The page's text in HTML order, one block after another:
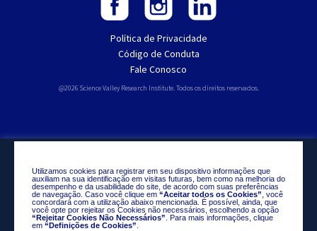
Política de Privacidade
Código de Conduta
Fale Conosco
@2026 Science Valley Research Institute. Todos os direitos reservados.
Utilizamos cookies para registrar em seu dispositivo informações que
auxiliam na sua identificação em visitas futuras, bem como na melhoria do
desempenho e da usabilidade do site, de acordo com suas preferências
de navegação. Caso você clique em “Aceitar todos os Cookies” , você
concordará com a utilização abaixo mencionada. É possível, ainda, que
você opte por rejeitar os Cookies não necessários, escolhendo a opção
“Rejeitar Cookies Não Necessários” . Para mais informações, clique
em “Definições de Cookies”